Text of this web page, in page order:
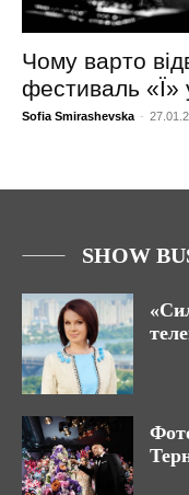
Чому варто
фестиваль «Ї»
Sofia Smirashevska -
SHOW